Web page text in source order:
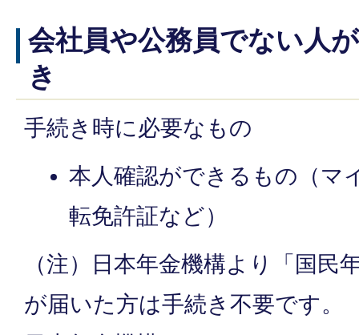
会社員や公務員でない人
き
手続き時に必要なもの
本人確認ができるもの（マ
転免許証など）
（注）日本年金機構より「国民
が届いた方は手続き不要です。